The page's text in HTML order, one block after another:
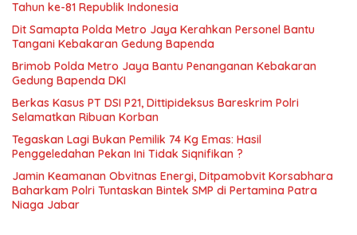
Tahun ke-81 Republik Indonesia
Dit Samapta Polda Metro Jaya Kerahkan Personel Bantu
Tangani Kebakaran Gedung Bapenda
Brimob Polda Metro Jaya Bantu Penanganan Kebakaran
Gedung Bapenda DKI
Berkas Kasus PT DSI P21, Dittipideksus Bareskrim Polri
Selamatkan Ribuan Korban
Tegaskan Lagi Bukan Pemilik 74 Kg Emas: Hasil
Penggeledahan Pekan Ini Tidak Siqnifikan ?
Jamin Keamanan Obvitnas Energi, Ditpamobvit Korsabhara
Baharkam Polri Tuntaskan Bintek SMP di Pertamina Patra
Niaga Jabar